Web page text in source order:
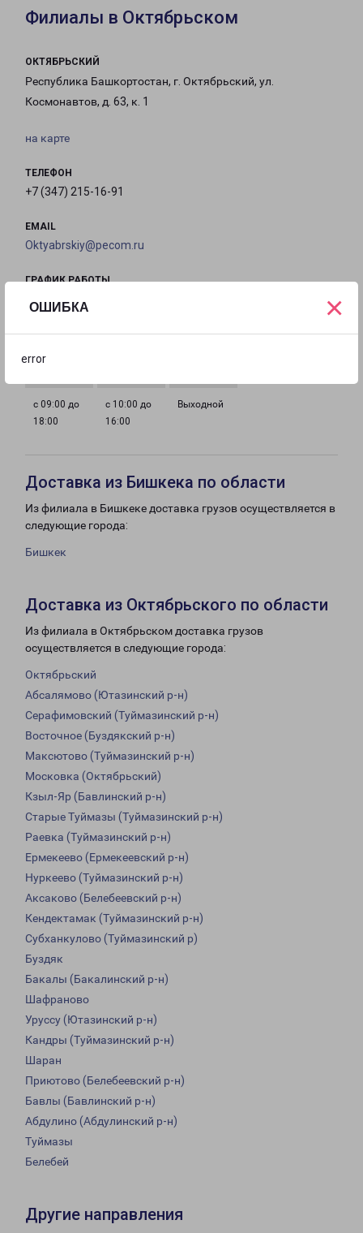
ОШИБКА
error
×
Филиалы в Октябрьском
ОКТЯБРЬСКИЙ
Республика Башкортостан, г. Октябрьский, ул.
Космонавтов, д. 63, к. 1
на карте
ТЕЛЕФОН
+7 (347) 215-16-91
EMAIL
Oktyabrskiy@pecom.ru
ГРАФИК РАБОТЫ
с 09:00 до
с 09:00 до
с 09:00 до
с 09:00 до
с 09:00 до
18:00
с 10:00 до
16:00
Выходной
Доставка из Бишкека по области
Из филиала в Бишкеке доставка грузов осуществляется в
следующие города:
Бишкек
Доставка из Октябрьского по области
Из филиала в Октябрьском доставка грузов
осуществляется в следующие города:
Октябрьский
Абсалямово (Ютазинский р-н)
Серафимовский (Туймазинский р-н)
Восточное (Буздякский р-н)
Максютово (Туймазинский р-н)
Московка (Октябрьский)
Кзыл-Яр (Бавлинский р-н)
Старые Туймазы (Туймазинский р-н)
Раевка (Туймазинский р-н)
Ермекеево (Ермекеевский р-н)
Нуркеево (Туймазинский р-н)
Аксаково (Белебеевский р-н)
Кендектамак (Туймазинский р-н)
Субханкулово (Туймазинский р)
Буздяк
Бакалы (Бакалинский р-н)
Шафраново
Уруссу (Ютазинский р-н)
Кандры (Туймазинский р-н)
Шаран
Приютово (Белебеевский р-н)
Бавлы (Бавлинский р-н)
Абдулино (Абдулинский р-н)
Туймазы
Белебей
Другие направления